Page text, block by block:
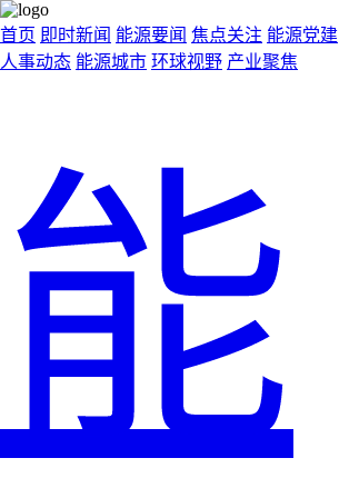
首页 即时新闻 能源要闻 焦点关注 能源党建
人事动态 能源城市 环球视野 产业聚焦
能